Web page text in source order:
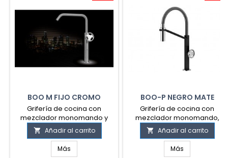
BOO M FIJO CROMO
BRILLO
Grifería de cocina con
mezclador monomando y
con caño giratorio
 Añadir al carrito
Más
BOO-P NEGRO MATE
Grifería de cocina con
mezclador monomando,
caño giratorio y ducha
extensible.
 Añadir al carrito
Más